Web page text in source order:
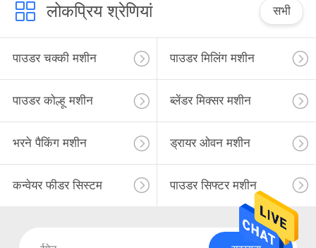
लोकप्रिय श्रेणियां सभी
पाउडर चक्की मशीन पाउडर मिलिंग मशीन
पाउडर कोल्हू मशीन ब्लेंडर मिक्सर मशीन
भरने पैकिंग मशीन ड्रायर ओवन मशीन
कन्वेयर फीडर सिस्टम पाउडर सिफ्टर मशीन